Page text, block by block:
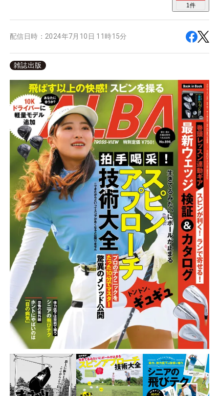
1件
配信日時： 2024年7月10日 11時15分
雑誌出版